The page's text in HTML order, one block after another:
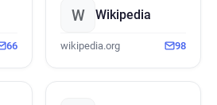
66
W Wikipedia
wikipedia.org 98